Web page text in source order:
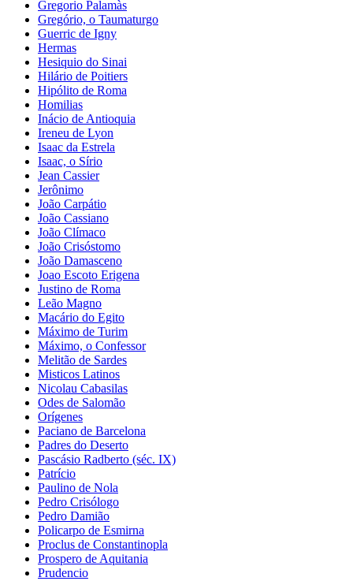
Gregorio Palamàs
Gregório, o Taumaturgo
Guerric de Igny
Hermas
Hesiquio do Sinai
Hilário de Poitiers
Hipólito de Roma
Homilias
Inácio de Antioquia
Ireneu de Lyon
Isaac da Estrela
Isaac, o Sírio
Jean Cassier
Jerônimo
João Carpátio
João Cassiano
João Clímaco
João Crisóstomo
João Damasceno
Joao Escoto Erigena
Justino de Roma
Leão Magno
Macário do Egito
Máximo de Turim
Máximo, o Confessor
Melitão de Sardes
Misticos Latinos
Nicolau Cabasilas
Odes de Salomão
Orígenes
Paciano de Barcelona
Padres do Deserto
Pascásio Radberto (séc. IX)
Patrício
Paulino de Nola
Pedro Crisólogo
Pedro Damião
Policarpo de Esmirna
Proclus de Constantinopla
Prospero de Aquitania
Prudencio